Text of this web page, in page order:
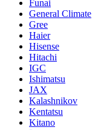
Funai
General Climate
Gree
Haier
Hisense
Hitachi
IGC
Ishimatsu
JAX
Kalashnikov
Kentatsu
Kitano